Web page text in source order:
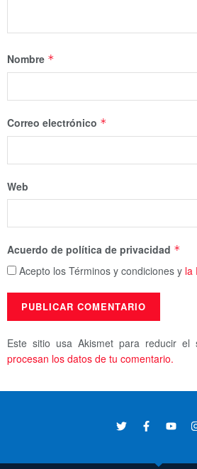
Nombre *
Correo electrónico *
Web
Acuerdo de política de privacidad *
Acepto los Términos y condiciones y la
Este sitio usa Akismet para reducir el
procesan los datos de tu comentario.